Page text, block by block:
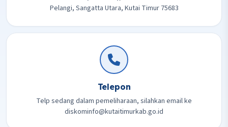
Pelangi, Sangatta Utara, Kutai Timur 75683
Telepon
Telp sedang dalam pemeliharaan, silahkan email ke
diskominfo@kutaitimurkab.go.id